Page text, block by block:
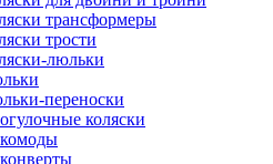
трансформеры
трости
люльки
переноски
коляски